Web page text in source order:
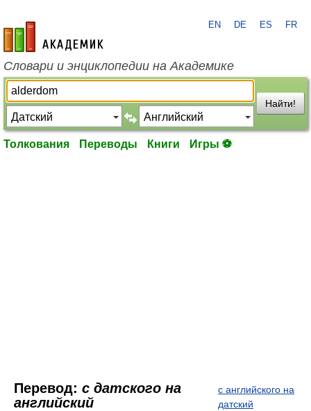
academic.ru
EN DE ES FR
Словари и энциклопедии на Академике
Найти!
Толкования Переводы Книги Игры ⚽
Перевод: с датского на
английский
с английского на
датский